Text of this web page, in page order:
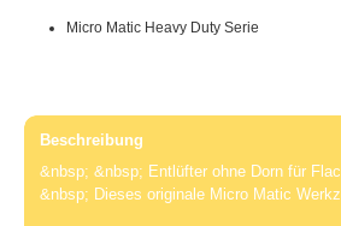
Micro Matic Heavy Duty Serie
Beschreibung
&nbsp; &nbsp; Entlüfter ohne Dorn für
&nbsp; Dieses originale Micro Matic